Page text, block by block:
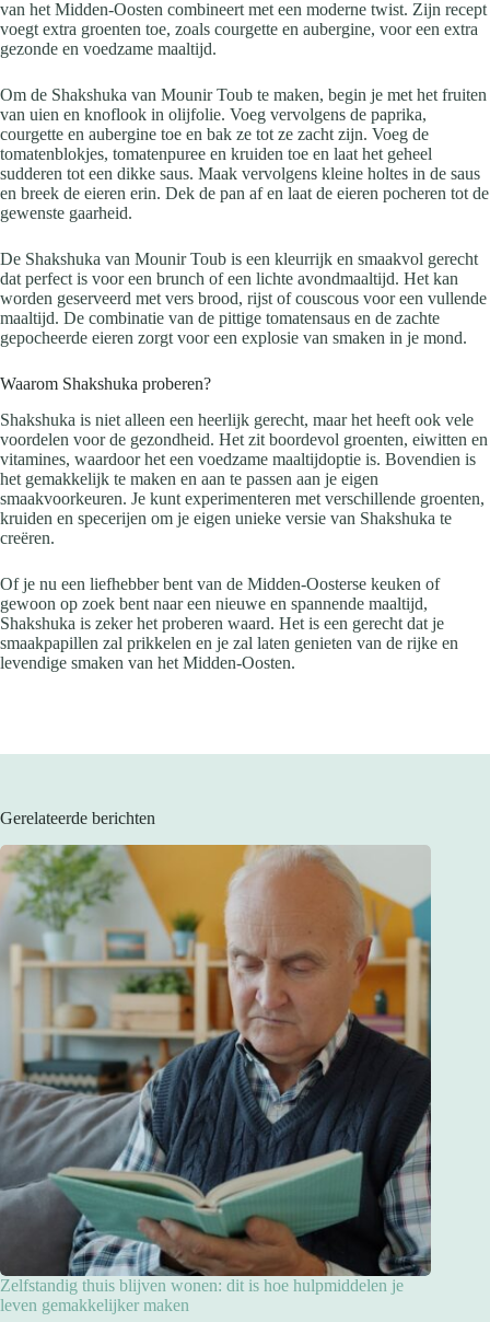
van het Midden-Oosten combineert met een moderne twist. Zijn recept
voegt extra groenten toe, zoals courgette en aubergine, voor een extra
gezonde en voedzame maaltijd.
Om de Shakshuka van Mounir Toub te maken, begin je met het fruiten
van uien en knoflook in olijfolie. Voeg vervolgens de paprika,
courgette en aubergine toe en bak ze tot ze zacht zijn. Voeg de
tomatenblokjes, tomatenpuree en kruiden toe en laat het geheel
sudderen tot een dikke saus. Maak vervolgens kleine holtes in de saus
en breek de eieren erin. Dek de pan af en laat de eieren pocheren tot de
gewenste gaarheid.
De Shakshuka van Mounir Toub is een kleurrijk en smaakvol gerecht
dat perfect is voor een brunch of een lichte avondmaaltijd. Het kan
worden geserveerd met vers brood, rijst of couscous voor een vullende
maaltijd. De combinatie van de pittige tomatensaus en de zachte
gepocheerde eieren zorgt voor een explosie van smaken in je mond.
Waarom Shakshuka proberen?
Shakshuka is niet alleen een heerlijk gerecht, maar het heeft ook vele
voordelen voor de gezondheid. Het zit boordevol groenten, eiwitten en
vitamines, waardoor het een voedzame maaltijdoptie is. Bovendien is
het gemakkelijk te maken en aan te passen aan je eigen
smaakvoorkeuren. Je kunt experimenteren met verschillende groenten,
kruiden en specerijen om je eigen unieke versie van Shakshuka te
creëren.
Of je nu een liefhebber bent van de Midden-Oosterse keuken of
gewoon op zoek bent naar een nieuwe en spannende maaltijd,
Shakshuka is zeker het proberen waard. Het is een gerecht dat je
smaakpapillen zal prikkelen en je zal laten genieten van de rijke en
levendige smaken van het Midden-Oosten.
Gerelateerde berichten
Zelfstandig thuis blijven wonen: dit is hoe hulpmiddelen je
leven gemakkelijker maken